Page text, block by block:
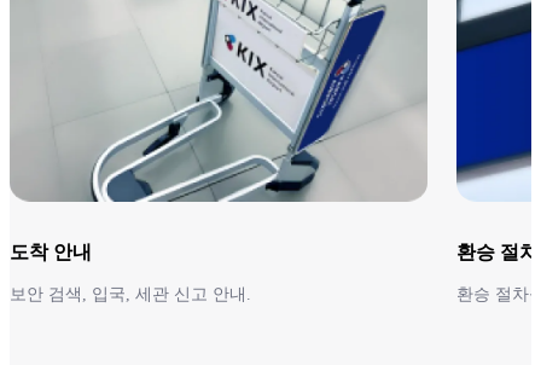
도착 안내
보안 검색, 입국, 세관 신고 안내.
환승 절
환승 절차